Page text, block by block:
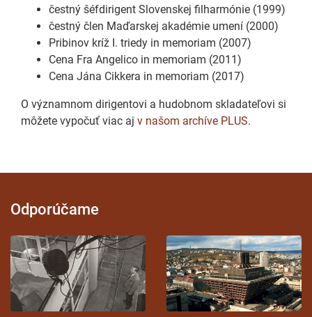
čestný šéfdirigent Slovenskej filharmónie (1999)
čestný člen Maďarskej akadémie umení (2000)
Pribinov kríž I. triedy in memoriam (2007)
Cena Fra Angelico in memoriam (2011)
Cena Jána Cikkera in memoriam (2017)
O významnom dirigentovi a hudobnom skladateľovi si
môžete vypočuť viac aj v našom archíve PLUS.
Odporúčame